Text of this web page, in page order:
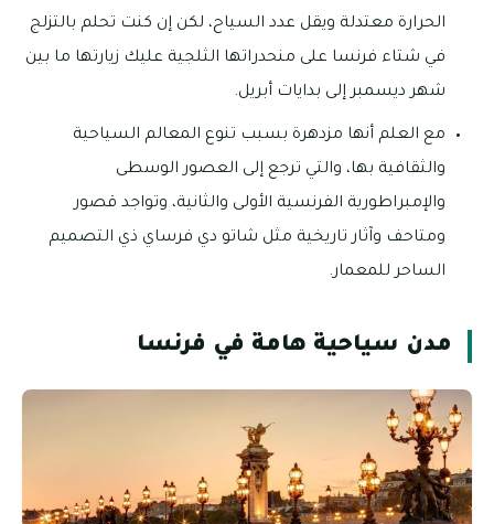
الحرارة معتدلة ويقل عدد السياح، لكن إن كنت تحلم بالتزلج
في شتاء فرنسا على منحدراتها الثلجية عليك زيارتها ما بين
شهر ديسمبر إلى بدايات أبريل.
مع العلم أنها مزدهرة بسبب تنوع المعالم السياحية
والثقافية بها، والتي ترجع إلى العصور الوسطى
والإمبراطورية الفرنسية الأولى والثانية، وتواجد قصور
ومتاحف وآثار تاريخية مثل شاتو دي فرساي ذي التصميم
الساحر للمعمار.
مدن سياحية هامة في فرنسا